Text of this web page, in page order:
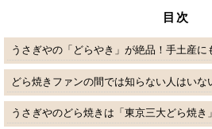
目次
うさぎやの「どらやき」が絶品！手土産に
どら焼きファンの間では知らない人はいな
うさぎやのどら焼きは「東京三大どら焼き